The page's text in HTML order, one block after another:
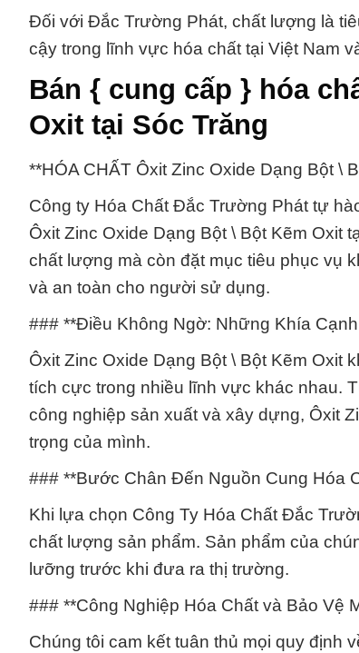
Đối với Đắc Trường Phát, chất lượng là
cậy trong lĩnh vực hóa chất tại Việt Nam
Bán { cung cấp } hóa
Oxit tại Sóc Trăng
**HÓA CHẤT Ôxit Zinc Oxide Dạng Bột \
Công ty Hóa Chất Đắc Trường Phát tự
Ôxit Zinc Oxide Dạng Bột \ Bột Kẽm Oxit
chất lượng mà còn đặt mục tiêu phục vụ
và an toàn cho người sử dụng.
### **Điều Không Ngờ: Những Khía
Ôxit Zinc Oxide Dạng Bột \ Bột Kẽm Oxit
tích cực trong nhiều lĩnh vực khác nhau.
công nghiệp sản xuất và xây dựng, Ôxit
trọng của mình.
### **Bước Chân Đến Nguồn Cung Hóa
Khi lựa chọn Công Ty Hóa Chất Đắc
chất lượng sản phẩm. Sản phẩm của
lưỡng trước khi đưa ra thị trường.
### **Công Nghiệp Hóa Chất và Bảo Vệ
Chúng tôi cam kết tuân thủ mọi quy định